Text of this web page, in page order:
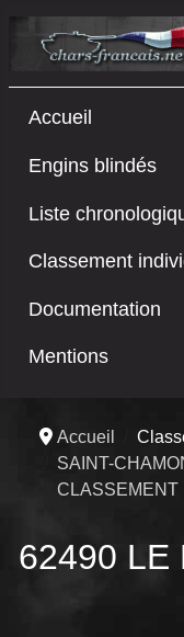
Accueil
Engins blindés
Liste
Classement
Documentation
Mentions
Accueil
SAINT-
CLASSEMENT
62490 LE